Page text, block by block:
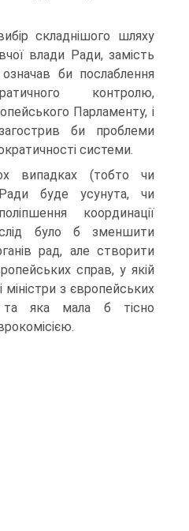
складнішого шляху
влади Ради, замість
би послаблення
контролю,
Парламенту, і
би проблеми
системи.
випадках (тобто чи
буде усунута, чи
координації
було б зменшити
рад, але створити
справ, у якій
міністри з європейських
яка мала б тісно